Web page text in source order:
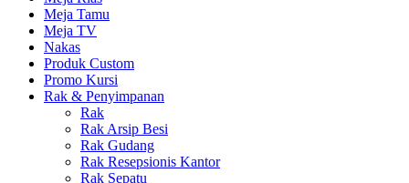
Meja Tamu
Meja TV
Nakas
Produk Custom
Promo Kursi
Rak & Penyimpanan
Rak
Rak Arsip Besi
Rak Gudang
Rak Resepsionis Kantor
Rak Sepatu